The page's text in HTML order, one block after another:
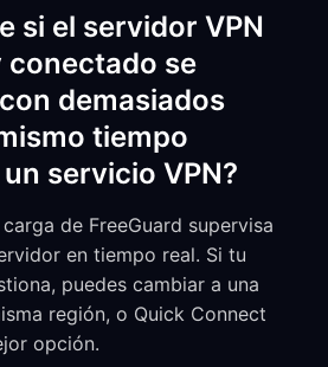
si el servidor VPN
conectado se
demasiados
tiempo
servicio VPN?
de FreeGuard supervisa
en tiempo real. Si tu
puedes cambiar a una
región, o Quick Connect
opción.